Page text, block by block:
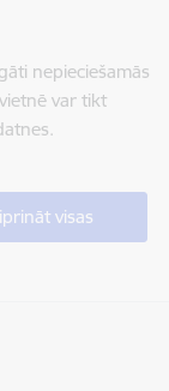
nepieciešamās
var tikt
visas